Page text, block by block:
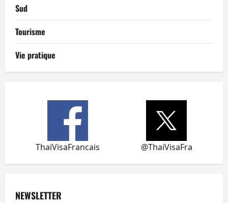
Sud
Tourisme
Vie pratique
ThaiVisaFrancais @ThaiVisaFra
NEWSLETTER